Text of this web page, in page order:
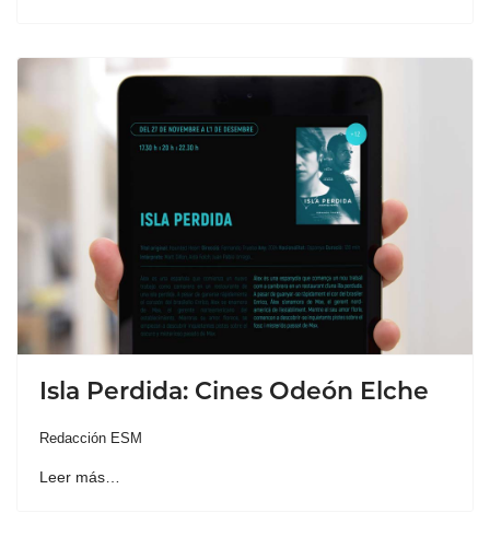
Isla Perdida: Cines Odeón Elche
Redacción ESM
Leer más…